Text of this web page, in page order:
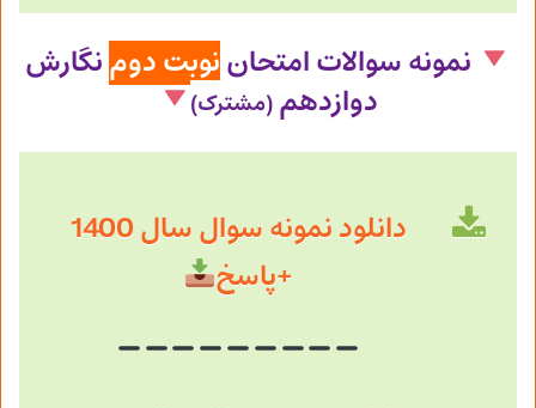
نمونه سوالات امتحاننوبت دومنگارش
دوازدهم (مشترک)
دانلود نمونه سوال سال 1400
+پاسخ